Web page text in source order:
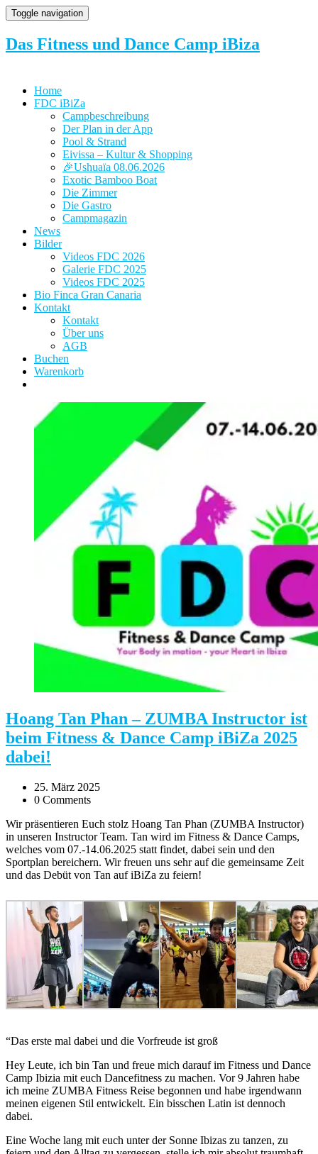
Toggle navigation
Das Fitness und Dance Camp iBiza
Home
FDC iBiZa
Campbeschreibung
Der Plan in der App
Pool & Strand
Eivissa – Kultur & Shopping
🎉Ushuaïa 08.06.2026
Exotic Bamboo Boat
Die Zimmer
Die Gastro
Campmagazin
News
Bilder
Videos FDC 2026
Galerie FDC 2025
Videos FDC 2025
Bio Finca Gran Canaria
Kontakt
Kontakt
Über uns
AGB
Buchen
Warenkorb
Hoang Tan Phan – ZUMBA Instructor ist
beim Fitness & Dance Camp iBiZa 2025
dabei!
25. März 2025
0 Comments
Wir präsentieren Euch stolz Hoang Tan Phan (ZUMBA Instructor)
in unseren Instructor Team. Tan wird im Fitness & Dance Camps,
welches vom 07.-14.06.2025 statt findet, dabei sein und den
Sportplan bereichern. Wir freuen uns sehr auf die gemeinsame Zeit
und das Debüt von Tan auf iBiZa zu feiern!
“Das erste mal dabei und die Vorfreude ist groß
Hey Leute, ich bin Tan und freue mich darauf im Fitness und Dance
Camp Ibizia mit euch Dancefitness zu machen. Vor 9 Jahren habe
ich meine ZUMBA Fitness Reise begonnen und habe irgendwann
meinen eigenen Stil entwickelt. Ein bisschen Latin ist dennoch
dabei.
Eine Woche lang mit euch unter der Sonne Ibizas zu tanzen, zu